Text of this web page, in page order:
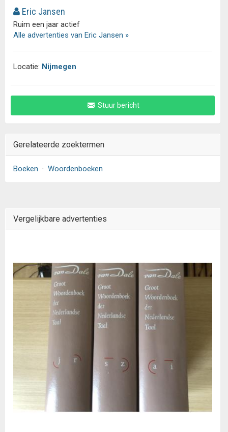
Eric Jansen
Ruim een jaar actief
Alle advertenties van Eric Jansen »
Locatie: Nijmegen
Stuur bericht
Gerelateerde zoektermen
Boeken · Woordenboeken
Vergelijkbare advertenties